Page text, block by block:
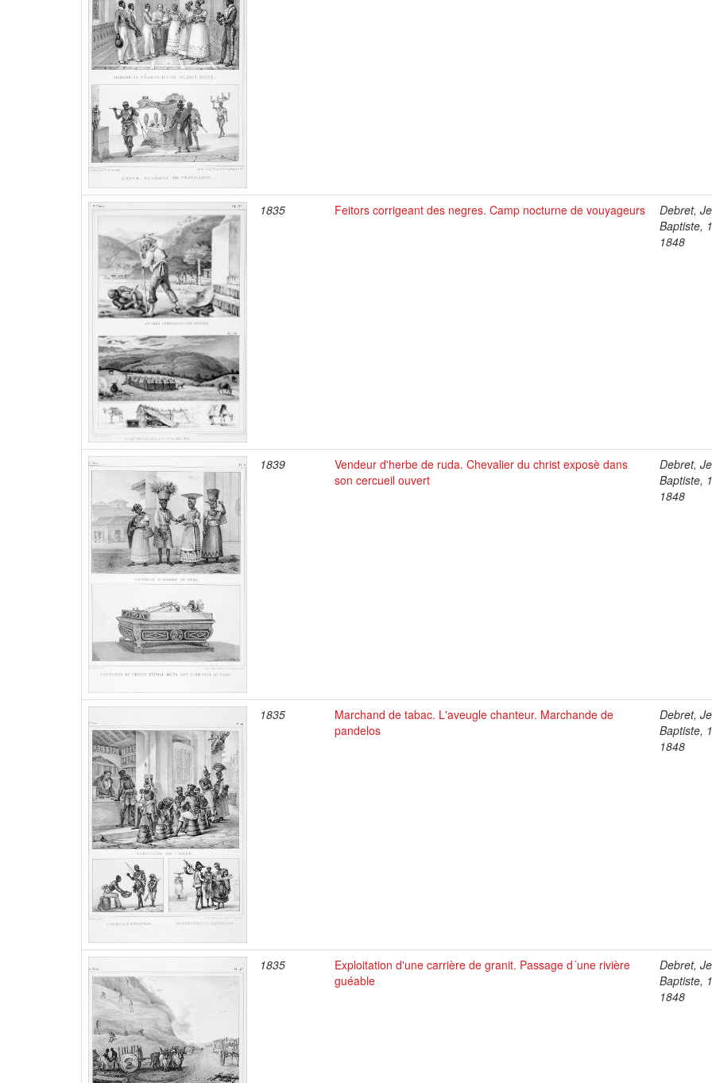
1835 Feitors corrigeant des negres. Camp nocturne de vouyageurs
Debret,
Baptiste,
1848
1839
Vendeur d'herbe de ruda. Chevalier du christ exposè dans
son cercueil ouvert
Debret,
Baptiste,
1848
1835
Marchand de tabac. L'aveugle chanteur. Marchande de
pandelos
Debret,
Baptiste,
1848
1835
Exploitation d'une carrière de granit. Passage d´une rivière
guéable
Debret,
Baptiste,
1848